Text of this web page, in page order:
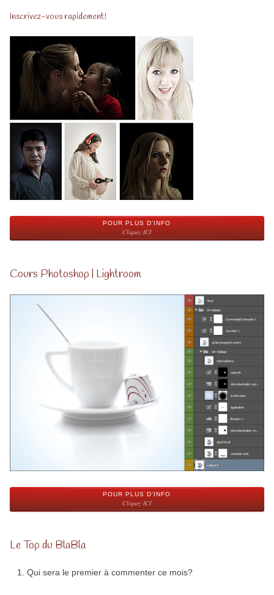
Inscrivez-vous rapidement!
POUR PLUS D'INFO
Cliquez ICI
Cours Photoshop | Lightroom
POUR PLUS D'INFO
Cliquez ICI
Le Top du BlaBla
Qui sera le premier à commenter ce mois?